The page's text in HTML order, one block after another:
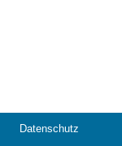
Datenschutz